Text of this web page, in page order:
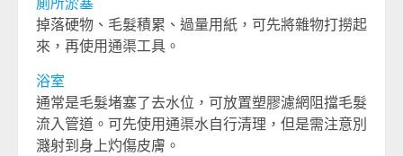
掉落硬物、毛髮積累、過量用紙，可先將雜物打撈起
來，再使用通渠工具。
浴室
通常是毛髮堵塞了去水位，可放置塑膠濾網阻擋毛髮
流入管道。可先使用通渠水自行清理，但是需注意別
濺射到身上灼傷皮膚。